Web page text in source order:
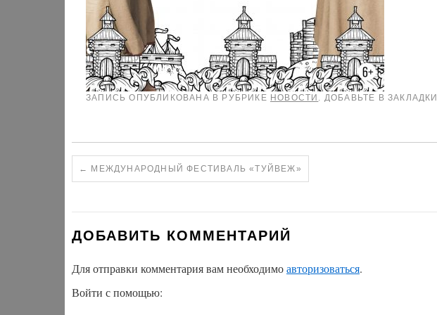
ЗАПИСЬ ОПУБЛИКОВАНА В РУБРИКЕ НОВОСТИ . ДОБАВЬТЕ В ЗАКЛАДКИ
← МЕЖДУНАРОДНЫЙ ФЕСТИВАЛЬ «ТУЙВЕЖ»
ДОБАВИТЬ КОММЕНТАРИЙ
Для отправки комментария вам необходимоавторизоваться.
Войти с помощью: